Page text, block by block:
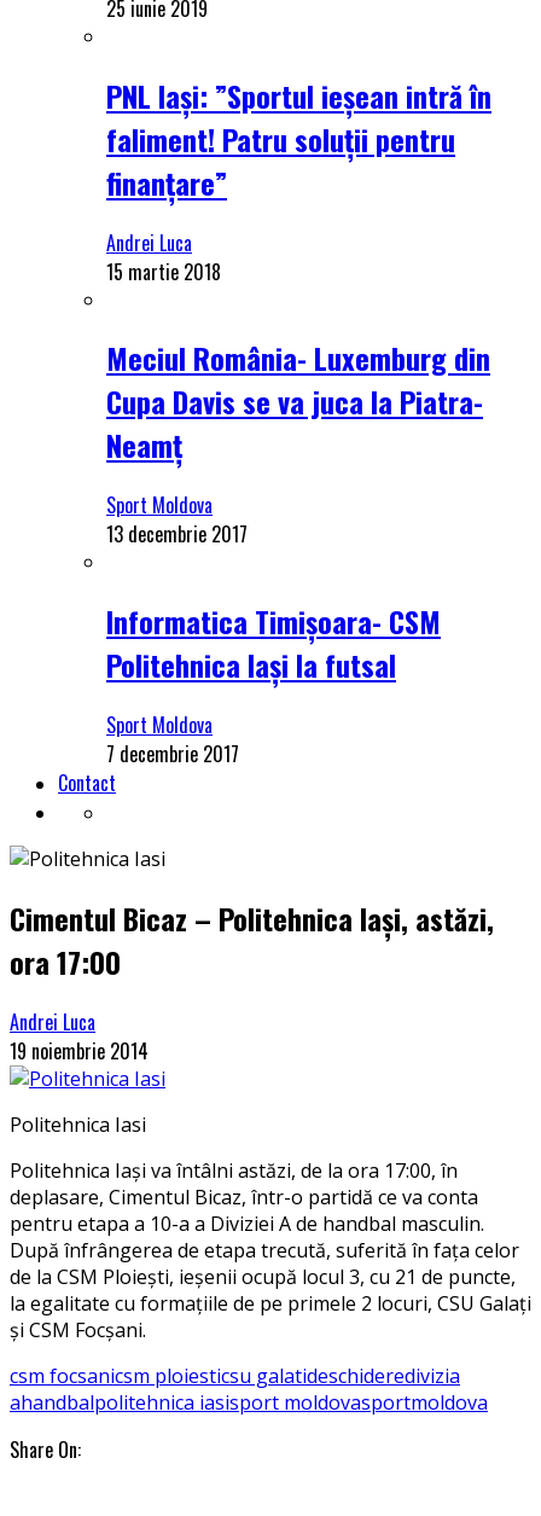
25 iunie 2019
PNL Iași: ”Sportul ieșean intră în
faliment! Patru soluții pentru
finanțare”
Andrei Luca
15 martie 2018
Meciul România- Luxemburg din
Cupa Davis se va juca la Piatra-
Neamț
Sport Moldova
13 decembrie 2017
Informatica Timișoara- CSM
Politehnica Iași la futsal
Sport Moldova
7 decembrie 2017
Contact
Cimentul Bicaz – Politehnica Iași, astăzi,
ora 17:00
Andrei Luca
19 noiembrie 2014
Politehnica Iasi
Politehnica Iași va întâlni astăzi, de la ora 17:00, în
deplasare, Cimentul Bicaz, într-o partidă ce va conta
pentru etapa a 10-a a Diviziei A de handbal masculin.
După înfrângerea de etapa trecută, suferită în fața celor
de la CSM Ploiești, ieșenii ocupă locul 3, cu 21 de puncte,
la egalitate cu formațiile de pe primele 2 locuri, CSU Galați
și CSM Focșani.
csm focsanicsm ploiesticsu galatideschideredivizia
ahandbalpolitehnica iasisport moldovasportmoldova
Share On: